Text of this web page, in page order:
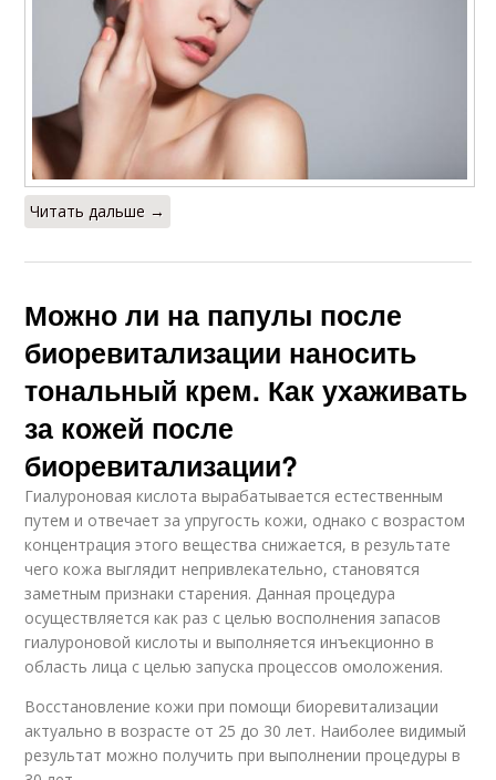
Читать дальше →
Можно ли на папулы после
биоревитализации наносить
тональный крем. Как ухаживать
за кожей после
биоревитализации?
Гиалуроновая кислота вырабатывается естественным
путем и отвечает за упругость кожи, однако с возрастом
концентрация этого вещества снижается, в результате
чего кожа выглядит непривлекательно, становятся
заметным признаки старения. Данная процедура
осуществляется как раз с целью восполнения запасов
гиалуроновой кислоты и выполняется инъекционно в
область лица с целью запуска процессов омоложения.
Восстановление кожи при помощи биоревитализации
актуально в возрасте от 25 до 30 лет. Наиболее видимый
результат можно получить при выполнении процедуры в